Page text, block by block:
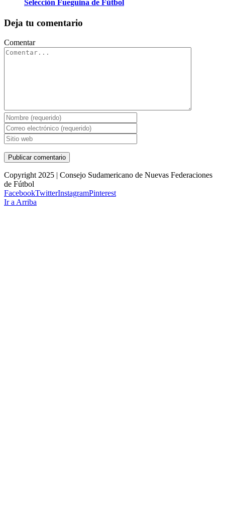
Selección Fueguina de Fútbol
Deja tu comentario
Comentar
Copyright 2025 | Consejo Sudamericano de Nuevas Federaciones
de Fútbol
FacebookTwitterInstagramPinterest
Ir a Arriba